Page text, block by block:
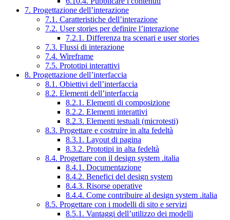
7. Progettazione dell’interazione
7.1. Caratteristiche dell’interazione
7.2. User stories per definire l’interazione
7.2.1. Differenza tra scenari e user stories
7.3. Flussi di interazione
7.4. Wireframe
7.5. Prototipi interattivi
8. Progettazione dell’interfaccia
8.1. Obiettivi dell’interfaccia
8.2. Elementi dell’interfaccia
8.2.1. Elementi di composizione
8.2.2. Elementi interattivi
8.2.3. Elementi testuali (microtesti)
8.3. Progettare e costruire in alta fedeltà
8.3.1. Layout di pagina
8.3.2. Prototipi in alta fedeltà
8.4. Progettare con il design system .italia
8.4.1. Documentazione
8.4.2. Benefici del design system
8.4.3. Risorse operative
8.4.4. Come contribuire al design system .italia
8.5. Progettare con i modelli di sito e servizi
8.5.1. Vantaggi dell’utilizzo dei modelli